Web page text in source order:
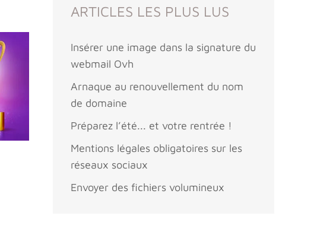
ARTICLES LES PLUS LUS
Insérer une image dans la signature du
webmail Ovh
Arnaque au renouvellement du nom
de domaine
Préparez l’été... et votre rentrée !
Mentions légales obligatoires sur les
réseaux sociaux
Envoyer des fichiers volumineux